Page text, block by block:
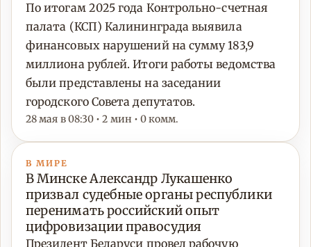
По итогам 2025 года Контрольно-счетная
палата (КСП) Калининграда выявила
финансовых нарушений на сумму 183,9
миллиона рублей. Итоги работы ведомства
были представлены на заседании
городского Совета депутатов.
28 мая в 08:30 • 2 мин • 0 комм.
В МИРЕ
В Минске Александр Лукашенко
призвал судебные органы республики
перенимать российский опыт
цифровизации правосудия
Президент Беларуси провел рабочую